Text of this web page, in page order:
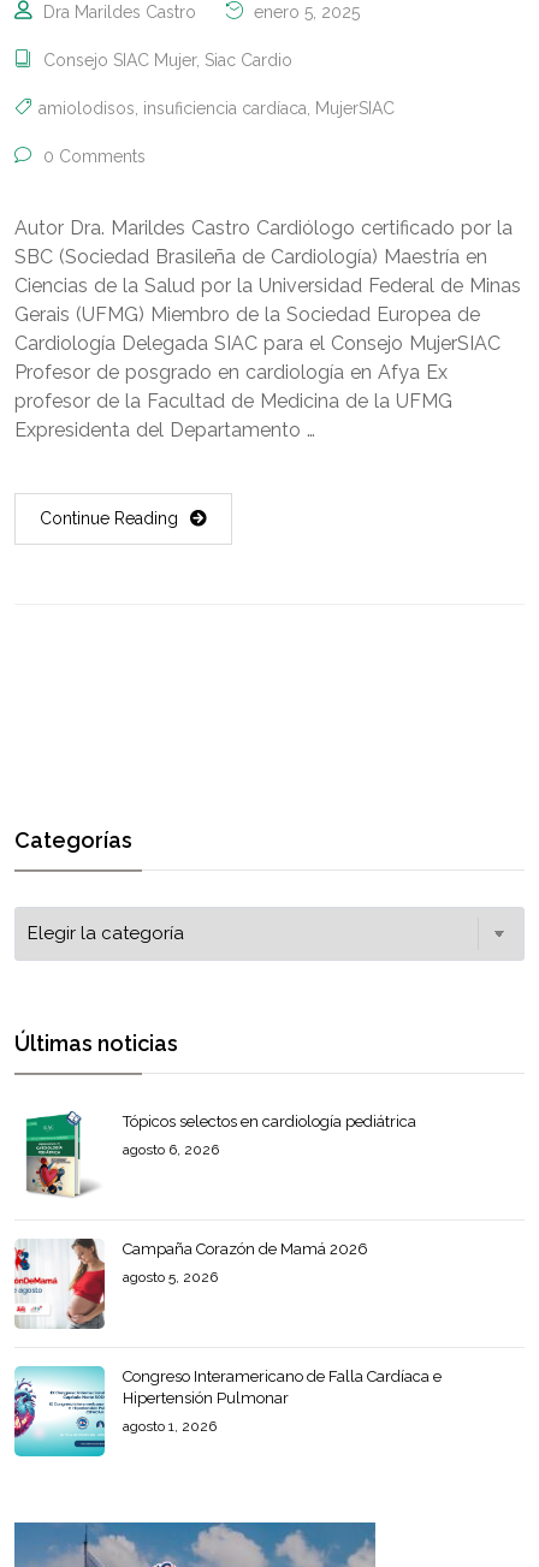
Dra Marildes Castro enero 5, 2025
Consejo SIAC Mujer, Siac Cardio
amiolodisos insuficiencia cardíaca MujerSIAC
0 Comments
Autor Dra. Marildes Castro Cardiólogo certificado por la
SBC (Sociedad Brasileña de Cardiología) Maestría en
Ciencias de la Salud por la Universidad Federal de Minas
Gerais (UFMG) Miembro de la Sociedad Europea de
Cardiología Delegada SIAC para el Consejo MujerSIAC
Profesor de posgrado en cardiología en Afya Ex
profesor de la Facultad de Medicina de la UFMG
Expresidenta del Departamento …
Continue Reading
Categorías
Últimas noticias
Tópicos selectos en cardiología pediátrica
agosto 6, 2026
Campaña Corazón de Mamá 2026
agosto 5, 2026
Congreso Interamericano de Falla Cardíaca e
Hipertensión Pulmonar
agosto 1, 2026